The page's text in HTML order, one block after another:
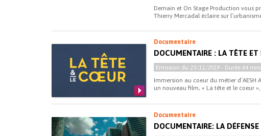
Demain et On Stage Production vous
Thierry Mercadal éclaire sur
Documentaire
DOCUMENTAIRE : LA TÊTE ET
Emission du23/11/2019 - Durée 64
Immersion au coeur du métier d’AESH
un nouveau film, « La tête et le coeur
Documentaire
DOCUMENTAIRE: LA